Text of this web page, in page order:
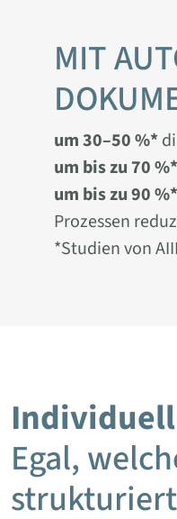
MIT
um 30–50 %*
um bis zu 70 %*
um bis zu 90 %*
Prozessen
*Studien von
Egal,